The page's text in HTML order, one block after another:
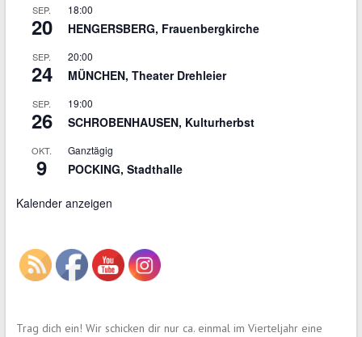
SEP.
20
18:00
HENGERSBERG, Frauenbergkirche
SEP.
24
20:00
MÜNCHEN, Theater Drehleier
SEP.
26
19:00
SCHROBENHAUSEN, Kulturherbst
OKT.
9
Ganztägig
POCKING, Stadthalle
Kalender anzeigen
Trag dich ein! Wir schicken dir nur ca. einmal im Vierteljahr eine